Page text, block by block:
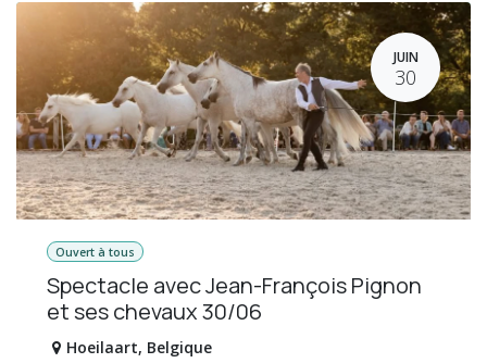
JUIN
30
Ouvert à tous
Spectacle avec Jean-François Pignon
et ses chevaux 30/06
Hoeilaart, Belgique